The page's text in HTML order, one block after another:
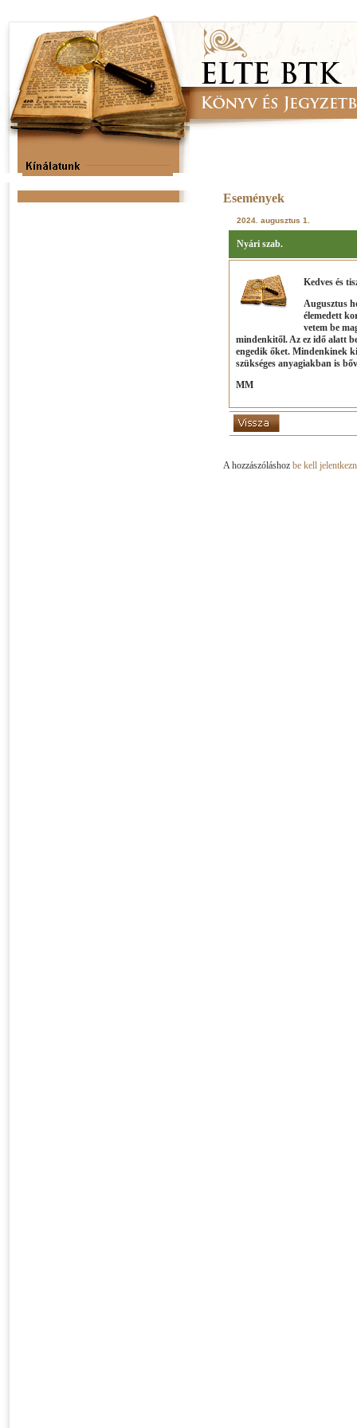
Események
2024. augusztus 1.
Nyári szab.
Kedves és
Augusztus
élemedett
vetem be
mindenkitől. Az ez idő alatt
engedik őket. Mindenkinek
szükséges anyagiakban is
MM
A hozzászóláshoz be kell